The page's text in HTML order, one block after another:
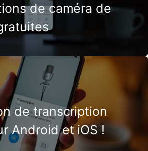
de caméra de
de transcription
Android et iOS !